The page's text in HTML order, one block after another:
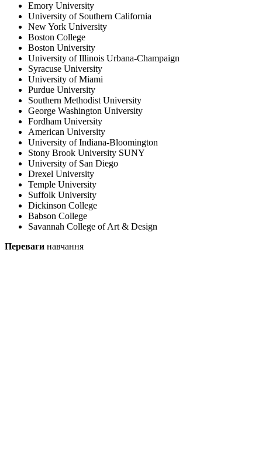
Emory University
University of Southern California
New York University
Boston College
Boston University
University of Illinois Urbana-Champaign
Syracuse University
University of Miami
Purdue University
Southern Methodist University
George Washington University
Fordham University
American University
University of Indiana-Bloomington
Stony Brook University SUNY
University of San Diego
Drexel University
Temple University
Suffolk University
Dickinson College
Babson College
Savannah College of Art & Design
Переваги навчання